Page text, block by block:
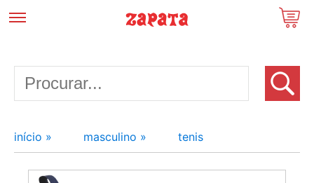
início » masculino » tenis